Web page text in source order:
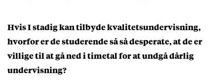
Hvis I stadig kan tilbyde kvalitetsundervisning,
hvorfor er de studerende så så desperate, at de er
villige til at gå ned i timetal for at undgå dårlig
undervisning?